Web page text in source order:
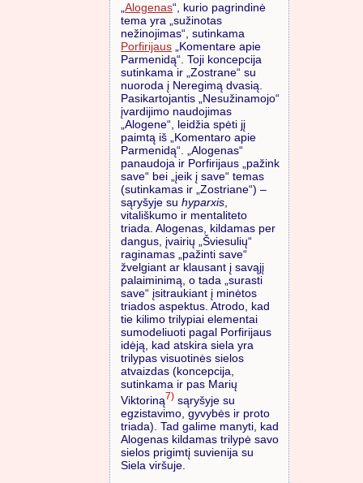
„Alogenas“, kurio pagrindinė
tema yra „sužinotas
nežinojimas“, sutinkama
Porfirijaus „Komentare apie
Parmenidą“. Toji koncepcija
sutinkama ir „Zostrane“ su
nuoroda į Neregimą dvasią.
Pasikartojantis „Nesužinamojo“
įvardijimo naudojimas
„Alogene“, leidžia spėti jį
paimtą iš „Komentaro apie
Parmenidą“. „Alogenas“
panaudoja ir Porfirijaus „pažink
save“ bei „įeik į save“ temas
(sutinkamas ir „Zostriane“) –
sąryšyje su hyparxis,
vitališkumo ir mentaliteto
triada. Alogenas, kildamas per
dangus, įvairių „Šviesulių“
raginamas „pažinti save“
žvelgiant ar klausant į savąjį
palaiminimą, o tada „surasti
save“ įsitraukiant į minėtos
triados aspektus. Atrodo, kad
tie kilimo trilypiai elementai
sumodeliuoti pagal Porfirijaus
idėją, kad atskira siela yra
trilypas visuotinės sielos
atvaizdas (koncepcija,
sutinkama ir pas Marių
Viktoriną7) sąryšyje su
egzistavimo, gyvybės ir proto
triada). Tad galime manyti, kad
Alogenas kildamas trilypė savo
sielos prigimtį suvienija su
Siela viršuje.